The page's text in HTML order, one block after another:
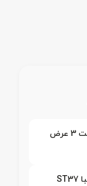
قیمت ورق سیاه فابریک سبا st37 ضخامت 3 عرض
قیمت هر مترمربع از ورق سیاه فابریک سبا ST37